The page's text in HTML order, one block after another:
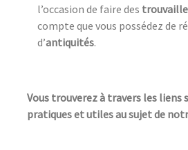
l’occasion de faire des
compte que vous possédez de
d’antiquités.
Vous trouverez à travers les liens
pratiques et utiles au sujet de